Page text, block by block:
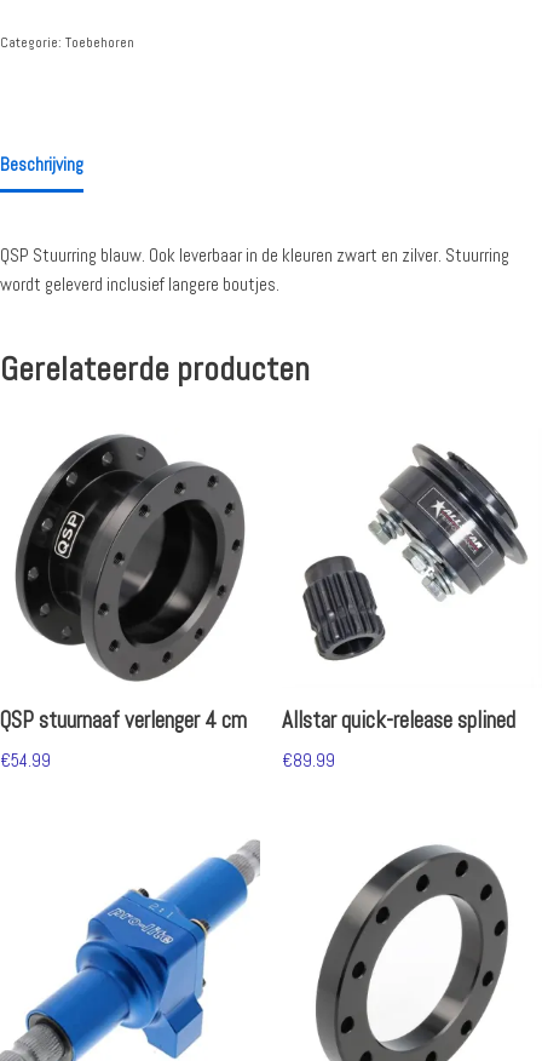
Categorie: Toebehoren
Beschrijving
QSP Stuurring blauw. Ook leverbaar in de kleuren zwart en zilver. Stuurring
wordt geleverd inclusief langere boutjes.
Gerelateerde producten
QSP stuurnaaf verlenger 4 cm
€54.99
Allstar quick-release splined
€89.99